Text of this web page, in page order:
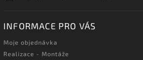
INFORMACE PRO VÁS
Moje objednávka
Realizace - Montáže